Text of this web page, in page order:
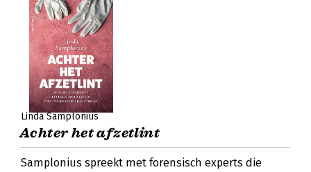
Linda Samplonius
Achter het afzetlint
Samplonius spreekt met forensisch experts die